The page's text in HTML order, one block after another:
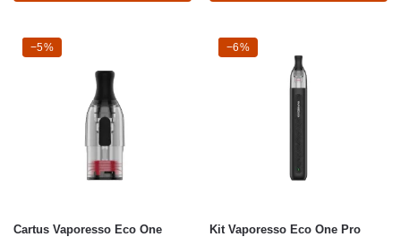
-5%
−5%
Cartus Vaporesso Eco One
-6%
−6%
Kit Vaporesso Eco One Pro